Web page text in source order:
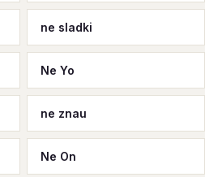
ne sladki
Ne Yo
ne znau
Ne Оn